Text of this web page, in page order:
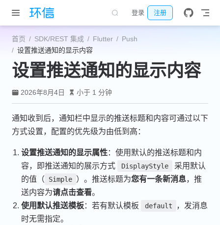
跳至主要內容
登录 注册
首页 SDK/REST 集成 Flutter
Push
设置推送通知的显示内容
设置推送通知的显示内容
2026年8月4日 小于 1 分钟
通知收到后，通知栏中显示的推送标题和内容可通过以下
方式设置，配置的优先级为由低到高：
设置推送通知的显示属性：使用默认的推送标题和内
容，即推送通知的展示方式
DisplayStyle
采用默认
的值（
Simple ）。推送标题为您有一条新消息，推
送内容为请点击查看。
使用默认推送模板：若有默认模板 default
，发消息
时无需指定。